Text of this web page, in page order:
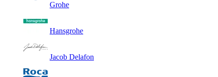
Grohe
Hansgrohe
Jacob Delafon